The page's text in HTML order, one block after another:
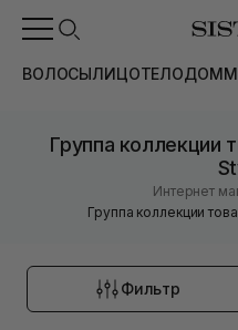
ВОЛОСЫЛИЦОТЕЛОДОМ
Группа коллекции
Интернет
Группа коллекции
Фильтр